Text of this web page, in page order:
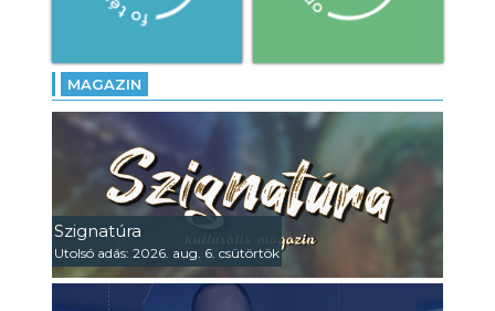
MAGAZIN
Szignatúra
Utolsó adás: 2026. aug. 6. csütörtök